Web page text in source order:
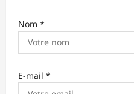
Nom *
E-mail *